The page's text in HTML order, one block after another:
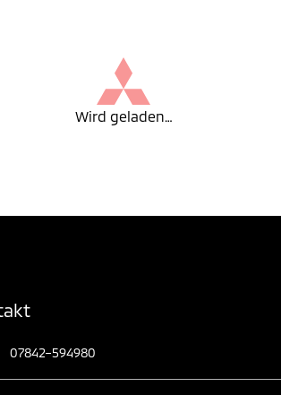
Wird geladen…
07842–594980